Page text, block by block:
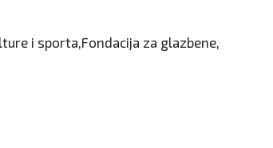
i sporta,Fondacija za glazbene,